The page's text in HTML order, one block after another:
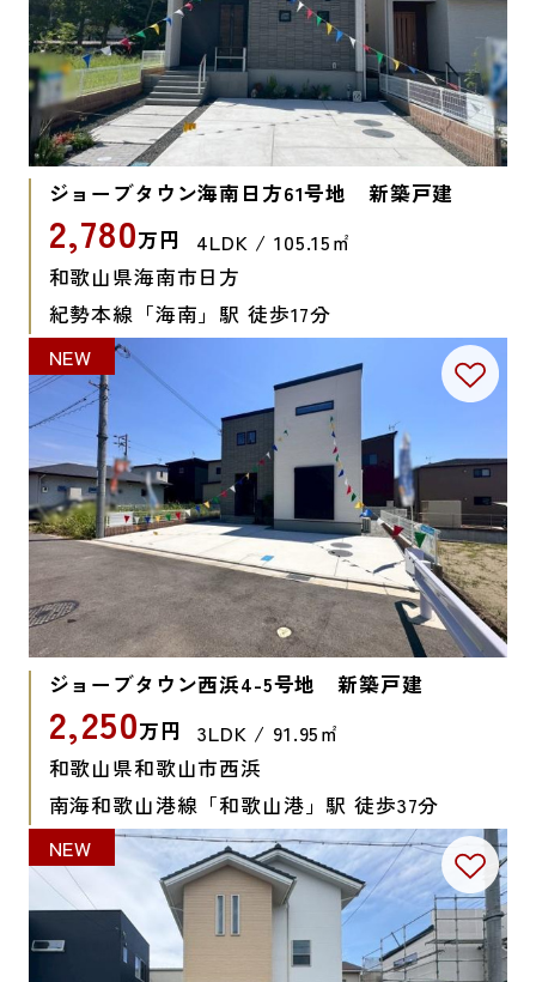
ジョーブタウン海南日方61号地 新築戸建
2,780万円
4LDK / 105.15㎡
和歌山県海南市日方
紀勢本線「海南」駅 徒歩17分
NEW
ジョーブタウン西浜4-5号地 新築戸建
2,250万円
3LDK / 91.95㎡
和歌山県和歌山市西浜
南海和歌山港線「和歌山港」駅 徒歩37分
NEW